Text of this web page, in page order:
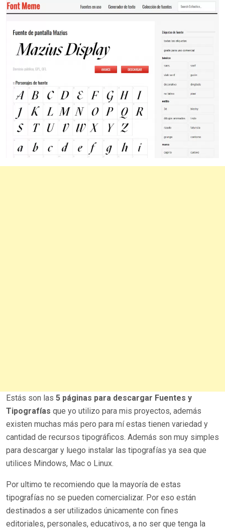
Estás son las 5 páginas para descargar Fuentes y
Tipografías que yo utilizo para mis proyectos, además
existen muchas más pero para mí estas tienen variedad y
cantidad de recursos tipográficos. Además son muy simples
para descargar y luego instalar las tipografías ya sea que
utilices Mindows, Mac o Linux.
Por ultimo te recomiendo que la mayoría de estas
tipografías no se pueden comercializar. Por eso están
destinados a ser utilizados únicamente con fines
editoriales, personales, educativos, a no ser que tenga la